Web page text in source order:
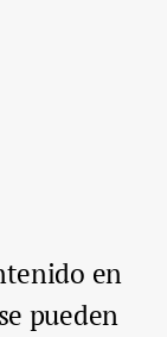
en
pueden